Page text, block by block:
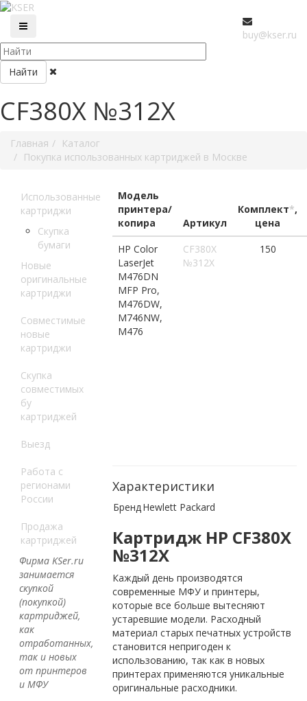
buy@kser.ru
Найти
CF380X №312X
Главная
Каталог
Покупка использованных картриджей в Москве
Использованные
картриджи
Скупка
бумаги
Новые
оригинальные
картриджи
Совместимые
новые
картриджи
Скупка
совместимых
бу
картриджей
Выезд
Работа с
регионами
России
Продажа
картриджей
Фирма KSer.ru
занимается
скупкой
(покупкой)
картриджей,
как
отработанных,
так и новых
от принтеров
и МФУ
Модель
принтера/
копира
Артикул
Комплект*,
цена
HP Color
LaserJet
M476DN
MFP Pro,
M476DW,
M746NW,
M476
CF380X
№312X
150
Характеристики
БрендHewlett Packard
Картридж HP CF380X
№312X
Каждый день производятся
современные МФУ и принтеры,
которые все больше вытесняют
устаревшие модели. Расходный
материал старых печатных устройств
становится непригоден к
использованию, так как в новых
принтерах применяются уникальные
оригинальные расходники.